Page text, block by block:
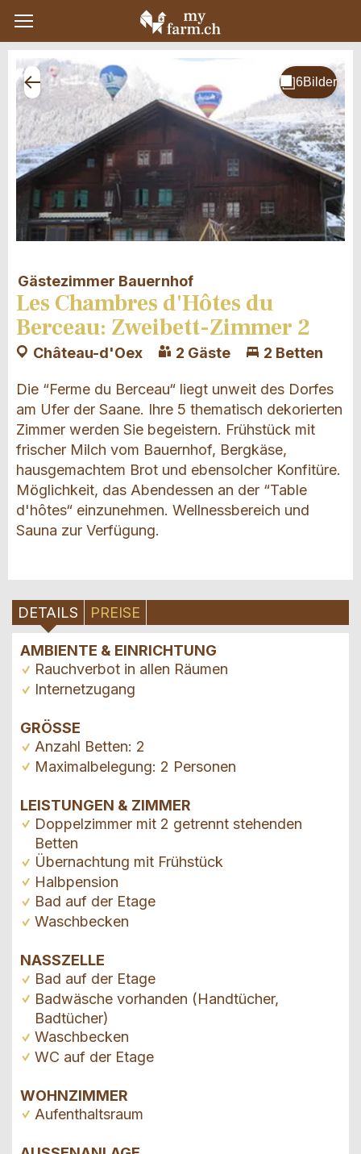
Gästezimmer Bauernhof
Les Chambres d'Hôtes du
Berceau: Zweibett-Zimmer 2
Château-d'Oex 2 Gäste 2 Betten
Die “Ferme du Berceau“ liegt unweit des Dorfes
am Ufer der Saane. Ihre 5 thematisch dekorierten
Zimmer werden Sie begeistern. Frühstück mit
frischer Milch vom Bauernhof, Bergkäse,
hausgemachtem Brot und ebensolcher Konfitüre.
Möglichkeit, das Abendessen an der “Table
d'hôtes“ einzunehmen. Wellnessbereich und
Sauna zur Verfügung.
DETAILS PREISE
AMBIENTE & EINRICHTUNG
Rauchverbot in allen Räumen
Internetzugang
GRÖSSE
Anzahl Betten: 2
Maximalbelegung: 2 Personen
LEISTUNGEN & ZIMMER
Doppelzimmer mit 2 getrennt stehenden
Betten
Übernachtung mit Frühstück
Halbpension
Bad auf der Etage
Waschbecken
NASSZELLE
Bad auf der Etage
Badwäsche vorhanden (Handtücher,
Badtücher)
Waschbecken
WC auf der Etage
WOHNZIMMER
Aufenthaltsraum